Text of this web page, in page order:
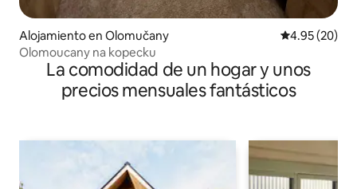
Alojamiento en Olomučany Calificación
4.95 (20)
Olomoucany na kopecku
La comodidad de un hogar y unos
precios mensuales fantásticos